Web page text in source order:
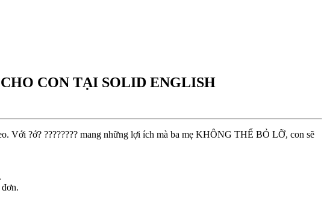
CON TẠI SOLID ENGLISH
Với ?ớ? ???????? mang những lợi ích mà ba mẹ KHÔNG THỂ BỎ LỠ, con sẽ